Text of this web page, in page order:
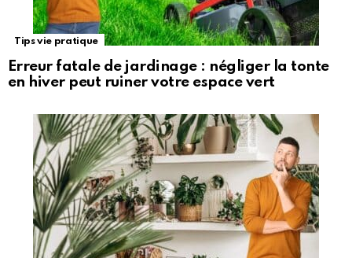
Tips vie pratique
Erreur fatale de jardinage : négliger la tonte
en hiver peut ruiner votre espace vert